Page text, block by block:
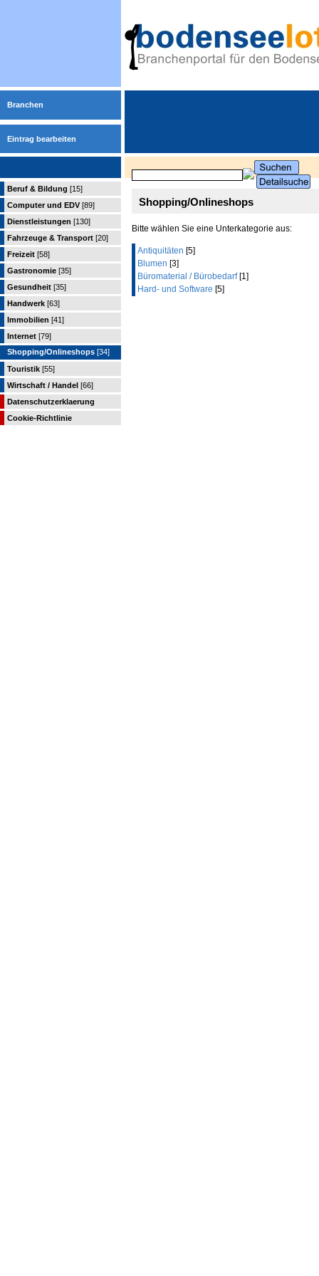
Branchen
Eintrag bearbeiten
Beruf & Bildung [15]
Computer und EDV [89]
Dienstleistungen [130]
Fahrzeuge & Transport [20]
Freizeit [58]
Gastronomie [35]
Gesundheit [35]
Handwerk [63]
Immobilien [41]
Internet [79]
Shopping/Onlineshops [34]
Touristik [55]
Wirtschaft / Handel [66]
Datenschutzerklaerung
Cookie-Richtlinie
Shopping/Onlineshops
Bitte wählen Sie eine Unterkategorie aus:
Antiquitäten [5]
Blumen [3]
Büromaterial / Bürobedarf[1]
Hard- und Software [5]